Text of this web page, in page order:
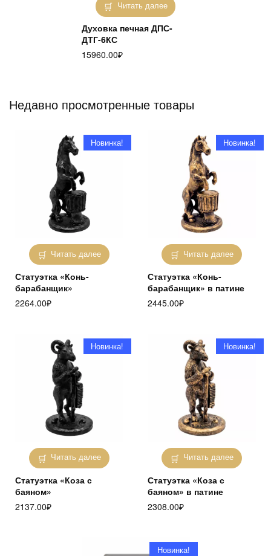
Читать далее
Духовка печная ДПС-
ДТГ-6КС
15960.00₽
Недавно просмотренные товары
Читать далее
Новинка!
Статуэтка «Конь-
барабанщик»
2264.00₽
Читать далее
Новинка!
Статуэтка «Конь-
барабанщик» в патине
2445.00₽
Читать далее
Новинка!
Статуэтка «Коза с
баяном»
2137.00₽
Читать далее
Новинка!
Статуэтка «Коза с
баяном» в патине
2308.00₽
Новинка!